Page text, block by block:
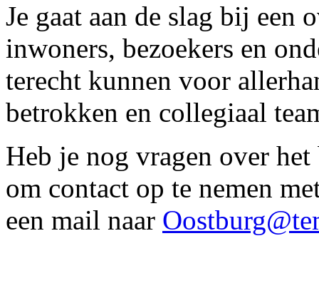
Je gaat aan de slag bij een
inwoners, bezoekers en
terecht kunnen voor
betrokken en collegiaal
Heb je nog vragen over
om contact op te nemen
een mail naar